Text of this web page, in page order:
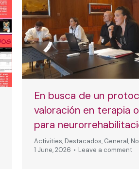
En busca de un
valoración en terapia
para
Activities, Destacados, General,
1 June, 2026
Leave a comment